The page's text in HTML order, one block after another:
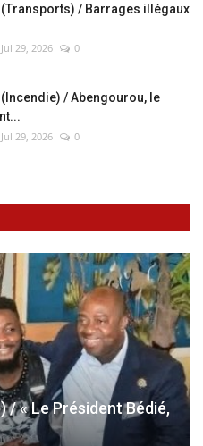
(Transports) / Barrages illégaux
Jul 29, 2026 0
(Incendie) / Abengourou, le
Jul 29, 2026 0
/ « Le Président Bédié,